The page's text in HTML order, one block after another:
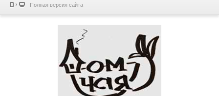
Полная версия сайта